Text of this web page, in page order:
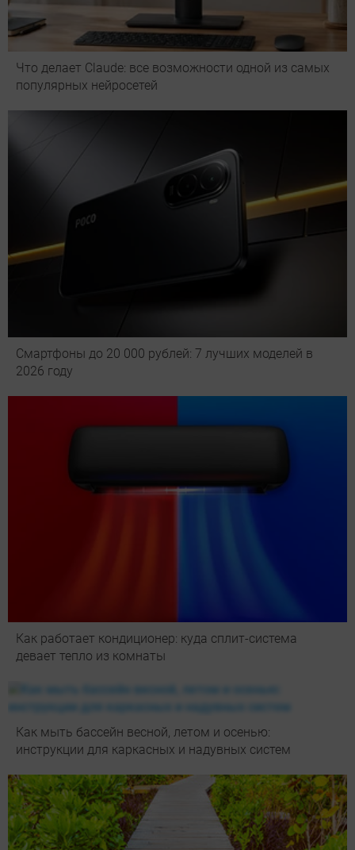
Что делает Сlaude: все возможности одной из самых
популярных нейросетей
Смартфоны до 20 000 рублей: 7 лучших моделей в
2026 году
Как работает кондиционер: куда сплит-система
девает тепло из комнаты
Как мыть бассейн весной, летом и осенью:
инструкции для каркасных и надувных систем